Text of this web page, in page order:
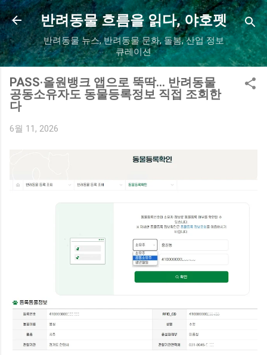
기본 콘텐츠로 건너뛰기
반려동물 흐름을 읽다, 야호펫
반려동물 뉴스, 반려동물 문화, 돌봄, 산업 정보
큐레이션
PASS·올원뱅크 앱으로 뚝딱… 반려동물
공동소유자도 동물등록정보 직접 조회한
다
6월 11, 2026